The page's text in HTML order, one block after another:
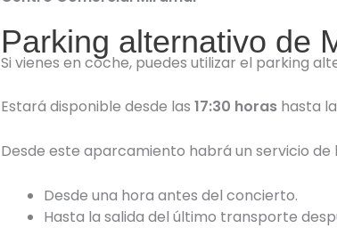
Parking alternativo de
Si vienes en coche, puedes utilizar el parking
Estará disponible desde las 17:30 horashasta
Desde este aparcamiento habrá un servicio de
Desde una hora antes del concierto.
Hasta la salida del último transporte